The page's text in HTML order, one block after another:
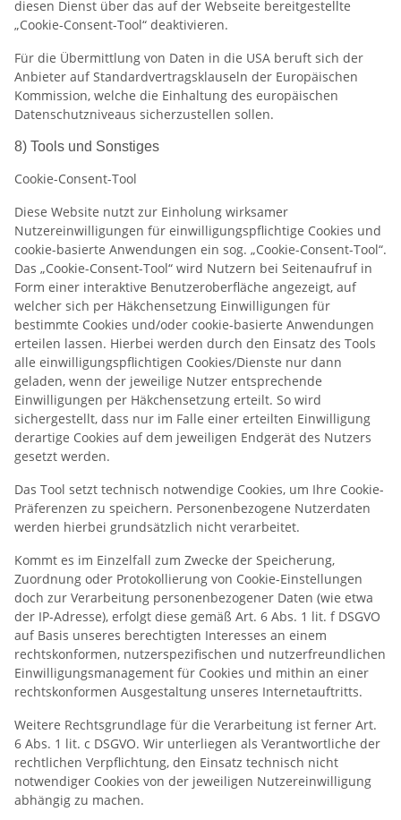
diesen Dienst über das auf der Webseite bereitgestellte
„Cookie-Consent-Tool“ deaktivieren.
Für die Übermittlung von Daten in die USA beruft sich der
Anbieter auf Standardvertragsklauseln der Europäischen
Kommission, welche die Einhaltung des europäischen
Datenschutzniveaus sicherzustellen sollen.
8) Tools und Sonstiges
Cookie-Consent-Tool
Diese Website nutzt zur Einholung wirksamer
Nutzereinwilligungen für einwilligungspflichtige Cookies und
cookie-basierte Anwendungen ein sog. „Cookie-Consent-Tool“.
Das „Cookie-Consent-Tool“ wird Nutzern bei Seitenaufruf in
Form einer interaktive Benutzeroberfläche angezeigt, auf
welcher sich per Häkchensetzung Einwilligungen für
bestimmte Cookies und/oder cookie-basierte Anwendungen
erteilen lassen. Hierbei werden durch den Einsatz des Tools
alle einwilligungspflichtigen Cookies/Dienste nur dann
geladen, wenn der jeweilige Nutzer entsprechende
Einwilligungen per Häkchensetzung erteilt. So wird
sichergestellt, dass nur im Falle einer erteilten Einwilligung
derartige Cookies auf dem jeweiligen Endgerät des Nutzers
gesetzt werden.
Das Tool setzt technisch notwendige Cookies, um Ihre Cookie-
Präferenzen zu speichern. Personenbezogene Nutzerdaten
werden hierbei grundsätzlich nicht verarbeitet.
Kommt es im Einzelfall zum Zwecke der Speicherung,
Zuordnung oder Protokollierung von Cookie-Einstellungen
doch zur Verarbeitung personenbezogener Daten (wie etwa
der IP-Adresse), erfolgt diese gemäß Art. 6 Abs. 1 lit. f DSGVO
auf Basis unseres berechtigten Interesses an einem
rechtskonformen, nutzerspezifischen und nutzerfreundlichen
Einwilligungsmanagement für Cookies und mithin an einer
rechtskonformen Ausgestaltung unseres Internetauftritts.
Weitere Rechtsgrundlage für die Verarbeitung ist ferner Art.
6 Abs. 1 lit. c DSGVO. Wir unterliegen als Verantwortliche der
rechtlichen Verpflichtung, den Einsatz technisch nicht
notwendiger Cookies von der jeweiligen Nutzereinwilligung
abhängig zu machen.